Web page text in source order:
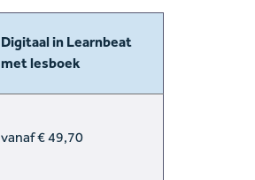
Digitaal in Learnbeat
met lesboek
vanaf € 49,70